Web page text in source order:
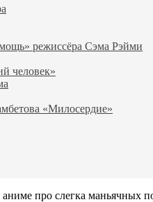
режиссёра Сэма Рэйми
человек»
«Милосердие»
про слегка маньячных